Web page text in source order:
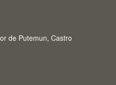
de Putemun, Castro